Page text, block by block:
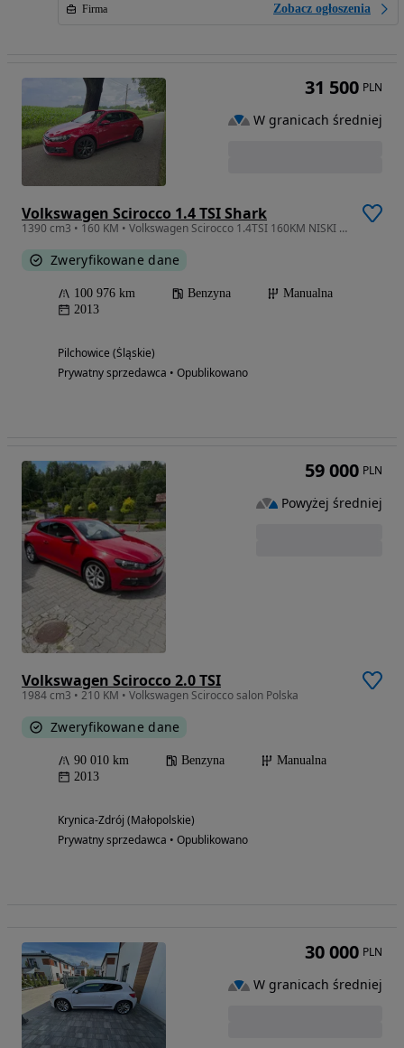
Firma Zobacz ogłoszenia
Volkswagen Scirocco 1.4 TSI Shark
1390 cm3 • 160 KM • Volkswagen Scirocco 1.4TSI 160KM NISKI PRZEBIEG zarejestrowany
Zweryfikowane dane
100 976 km Benzyna
Manualna
2013
Pilchowice (Śląskie)
Prywatny sprzedawca • Opublikowano
31 500 PLN
W granicach średniej
Volkswagen Scirocco 2.0 TSI
1984 cm3 • 210 KM • Volkswagen Scirocco salon Polska
Zweryfikowane dane
90 010 km Benzyna
Manualna
2013
Krynica-Zdrój (Małopolskie)
Prywatny sprzedawca • Opublikowano
59 000 PLN
Powyżej średniej
30 000 PLN
W granicach średniej